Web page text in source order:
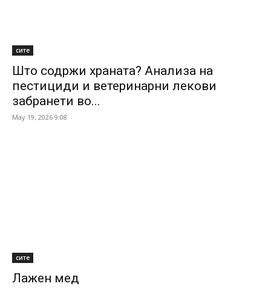
сите
Што содржи храната? Анализа на
пестициди и ветеринарни лекови
забранети во...
May 19, 2026 9:08
сите
Лажен мед